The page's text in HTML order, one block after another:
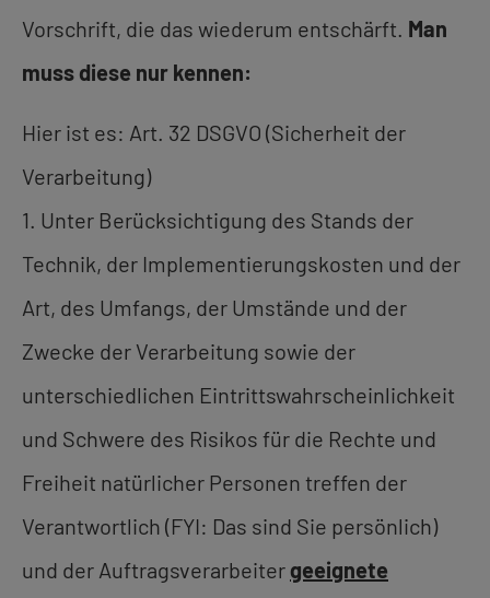
Vorschrift, die das wiederum entschärft. Man
muss diese nur kennen:
Hier ist es: Art. 32 DSGVO (Sicherheit der
Verarbeitung)
1. Unter Berücksichtigung des Stands der
Technik, der Implementierungskosten und der
Art, des Umfangs, der Umstände und der
Zwecke der Verarbeitung sowie der
unterschiedlichen Eintrittswahrscheinlichkeit
und Schwere des Risikos für die Rechte und
Freiheit natürlicher Personen treffen der
Verantwortlich (FYI: Das sind Sie persönlich)
und der Auftragsverarbeitergeeignete